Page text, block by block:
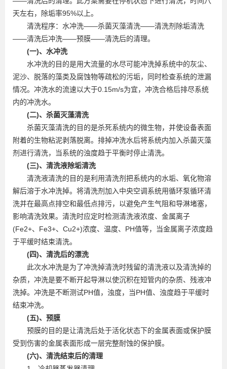
天左右，除垢率95%以上。
清洗程序：水冲洗——杀菌灭藻清洗——清洗剂除垢清洗
——清洗后冲洗——预膜——清洗后的清理。
(一)、水冲洗
水冲洗的目的是用大流量的水尽可能冲洗掉系统中的灰尘、
泥沙、脱落的藻类及腐蚀物等疏松的污垢，同时检查系统的泄漏
情况。冲洗水的流速以大于0.15m/s为宜，冲洗合格后排尽系统
内的冲洗水。
(二)、杀菌灭藻清洗
杀菌灭藻清洗的目的是杀死系统内的微生物，并使设备表面
附着的生物粘泥剥落脱离。排掉冲洗水后将系统内加入杀菌灭藻
剂进行清洗，当系统的浊度趋于平衡时停止清洗。
(三)、清洗液除垢清洗
清洗液清洗的目的是利用清洗剂把系统内的水垢、氧化物溶
解后溶于水冲洗掉。将清洗剂加入中央空调系统用循环泵循环清
洗并在最高点排空和最低点排污，以避免产生气阻和导淋堵塞，
影响清洗效果。清洗时应定时检测清洗液浓度、金属离子
(Fe2+、Fe3+、Cu2+)浓度、温度、PH值等，当金属离子浓度趋
于平缓时结束清洗。
(四)、清洗后的漂洗
此次水冲洗是为了冲洗掉清洗时残留的清洗液以及清洗掉的
杂质，冲洗是要不断开起导淋以使沉积在短管内的杂质、残液冲
洗掉。冲洗是不断测试PH值，浊度，当PH值、浊度趋于平缓时
结束冲洗。
(五)、预膜
预膜的目的是让清洗后处于活化状态下的金属表面或保护膜
受到伤害的金属表面形成一层完整耐蚀的保护膜。
(六)、清洗结束后的清理